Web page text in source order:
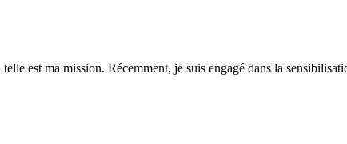
est ma mission. Récemment, je suis engagé dans la